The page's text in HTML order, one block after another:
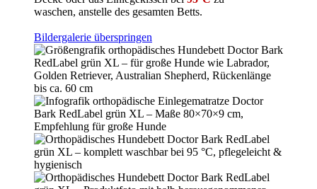
waschen, anstelle des gesamten Betts.
Bildergalerie überspringen